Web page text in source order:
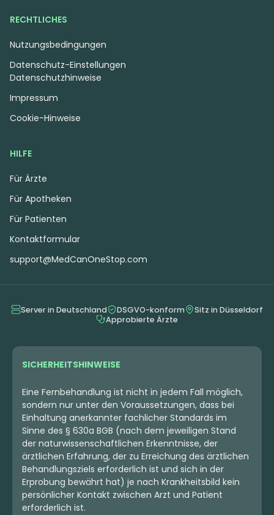
HILFE
Für Ärzte
Für Apotheken
Für Patienten
Kontaktformular
support@MedCanOneStop.com
RECHTLICHES
Nutzungsbedingungen
Datenschutzhinweise
Impressum
Cookie-Hinweise
Datenschutz-Einstellungen
Server in Deutschland DSGVO-konform
Sitz in Düsseldorf
Approbierte Ärzte
SICHERHEITSHINWEISE
Eine Fernbehandlung ist nicht in jedem Fall möglich,
sondern nur unter den Voraussetzungen, dass bei
Einhaltung anerkannter fachlicher Standards im
Sinne des § 630a BGB (nach dem jeweiligen Stand
der naturwissenschaftlichen Erkenntnisse, der
ärztlichen Erfahrung, der zu Erreichung des ärztlichen
Behandlungsziels erforderlich ist und sich in der
Erprobung bewährt hat) je nach Krankheitsbild kein
persönlicher Kontakt zwischen Arzt und Patient
erforderlich ist.